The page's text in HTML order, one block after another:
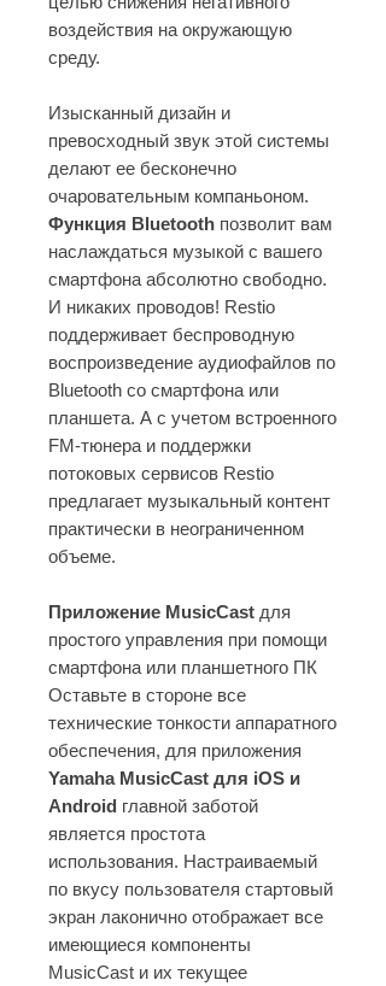
воздействия на окружающую
среду.
Изысканный дизайн и
превосходный звук этой системы
делают ее бесконечно
очаровательным компаньоном.
Функция Bluetooth позволит вам
наслаждаться музыкой с вашего
смартфона абсолютно свободно.
И никаких проводов! Restio
поддерживает беспроводную
воспроизведение аудиофайлов по
Bluetooth со смартфона или
планшета. А с учетом встроенного
FM-тюнера и поддержки
потоковых сервисов Restio
предлагает музыкальный контент
практически в неограниченном
объеме.
Приложение MusicCast для
простого управления при помощи
смартфона или планшетного ПК
Оставьте в стороне все
технические тонкости аппаратного
обеспечения, для приложения
Yamaha MusicCast для iOS и
Android главной заботой
является простота
использования. Настраиваемый
по вкусу пользователя стартовый
экран лаконично отображает все
имеющиеся компоненты
MusicCast и их текущее